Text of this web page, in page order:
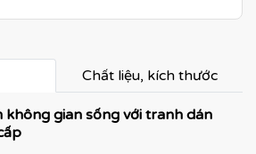
Chất liệu, kích thước
không gian sống với tranh dán